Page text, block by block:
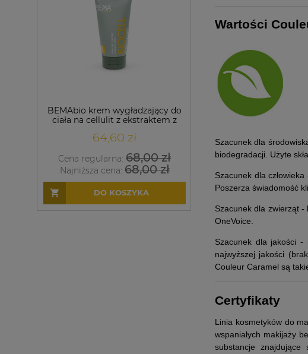
BEMAbio krem wygładzający do
ciała na cellulit z ekstraktem z
64,60 zł
Cena regularna: 68,00 zł
Najniższa cena: 68,00 zł
DO KOSZYKA
BEMAbio krem
ciała z Centellą
64,60 zł
Cena regularna:
Najniższa cena:
DO KOSZYKA
Wartości
Szacunek dla
biodegradacji. Użyte
Szacunek dla człowieka
Poszerza świadomość
Szacunek dla zwierząt-
OneVoice.
Szacunek dla jakości -
najwyższej jakości
Couleur Caramel są
Certyfikaty
Linia kosmetyków do
wspaniałych makijaży
substancje